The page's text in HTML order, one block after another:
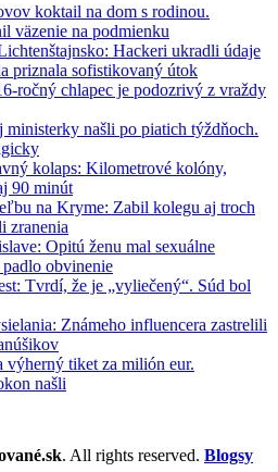
koktail na dom s rodinou.
väzenie na podmienku
Hackeri ukradli údaje
priznala sofistikovaný útok
ročný chlapec je podozrivý z vraždy
ministerky našli po piatich týždňoch.
kolaps: Kilometrové kolóny,
90 minút
na Kryme: Zabil kolegu aj troch
zranenia
Opitú ženu mal sexuálne
obvinenie
Tvrdí, že je „vyliečený“. Súd bol
Známeho influencera zastrelili
výherný tiket za milión eur.
našli
. All rights reserved. Blogsy